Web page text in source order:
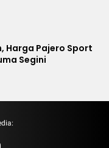
Harga Pajero Sport
Segini